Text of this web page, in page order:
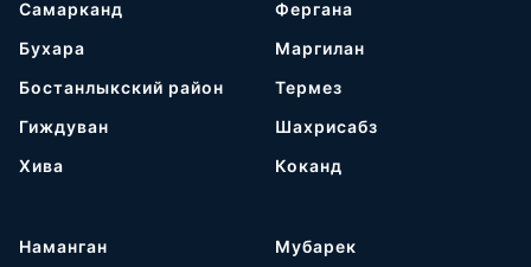
Самарканд
Бухара
Бостанлыкский район
Гиждуван
Хива
Фергана
Маргилан
Термез
Шахрисабз
Коканд
Наманган
Мубарек